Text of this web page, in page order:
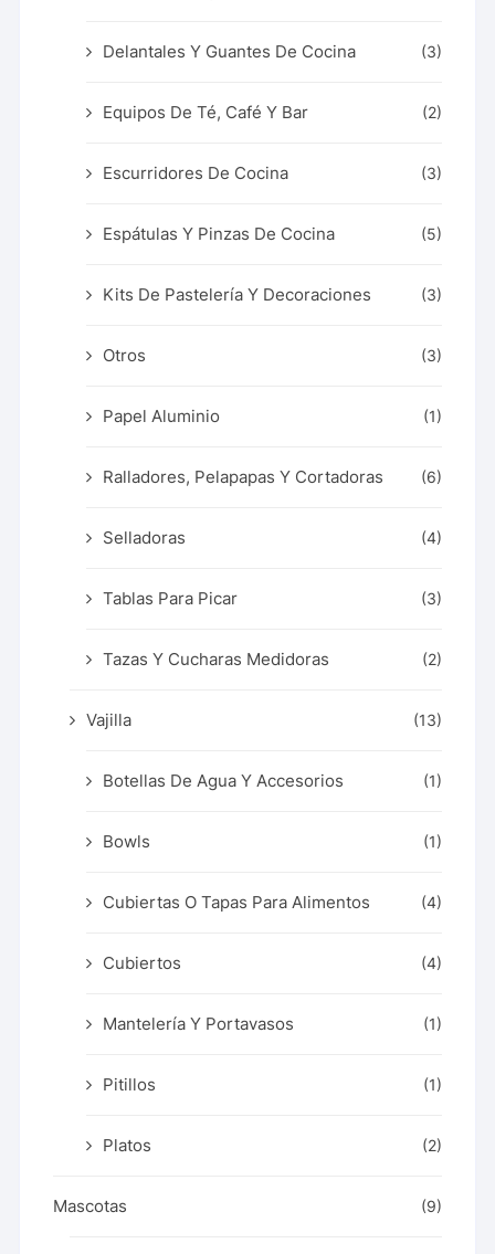
Delantales Y Guantes De Cocina (3)
Equipos De Té, Café Y Bar (2)
Escurridores De Cocina (3)
Espátulas Y Pinzas De Cocina (5)
Kits De Pastelería Y Decoraciones (3)
Otros (3)
Papel Aluminio (1)
Ralladores, Pelapapas Y Cortadoras (6)
Selladoras (4)
Tablas Para Picar (3)
Tazas Y Cucharas Medidoras (2)
Vajilla (13)
Botellas De Agua Y Accesorios (1)
Bowls (1)
Cubiertas O Tapas Para Alimentos (4)
Cubiertos (4)
Mantelería Y Portavasos (1)
Pitillos (1)
Platos (2)
Mascotas (9)